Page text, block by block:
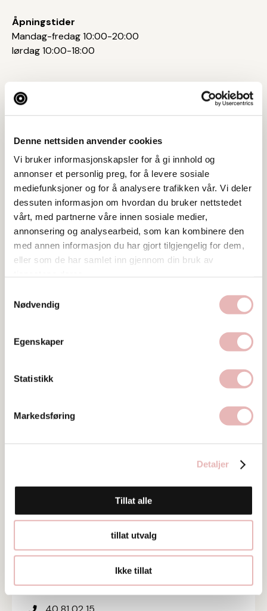
Denne nettsiden anvender cookies
Vi bruker informasjonskapsler for å gi innhold og
annonser et personlig preg, for å levere sosiale
mediefunksjoner og for å analysere trafikken vår. Vi deler
dessuten informasjon om hvordan du bruker nettstedet
vårt, med partnerne våre innen sosiale medier,
annonsering og analysearbeid, som kan kombinere den
med annen informasjon du har gjort tilgjengelig for dem,
eller som de har samlet inn gjennom din bruk av
Nødvendig
Egenskaper
Statistikk
Markedsføring
Detaljer
Tillat alle
tillat utvalg
Ikke tillat
Åpningstider
Mandag-fredag 10:00-20:00
lørdag 10:00-18:00
Bilder
Besøksadresse
Klubbgata 9, 4013 Stavanger
accounting@normal.no